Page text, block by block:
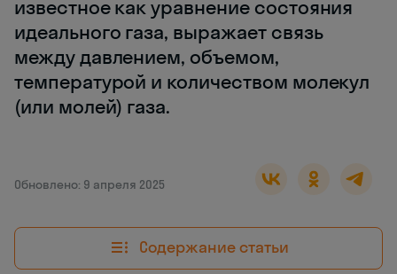
известное как уравнение состояния
идеального газа, выражает связь
между давлением, объемом,
температурой и количеством молекул
(или молей) газа.
Обновлено: 9 апреля 2025
Содержание статьи